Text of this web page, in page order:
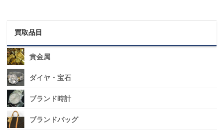
買取品目
貴金属
ダイヤ・宝石
ブランド時計
ブランドバッグ